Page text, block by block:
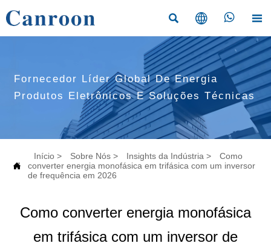
   
Fornecedor Líder Global De Energia
Produtos Eletrônicos E Soluções Técnicas

Início > Sobre Nós > Insights da Indústria >
Como
converter energia monofásica em trifásica com um inversor
de frequência em 2026
Como converter energia monofásica
em trifásica com um inversor de